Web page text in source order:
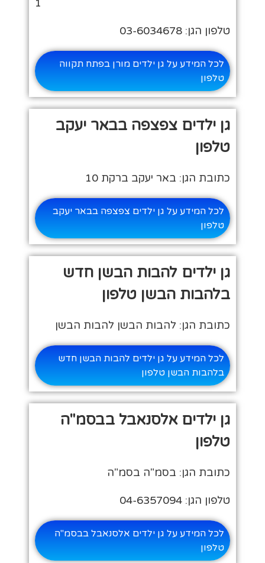
1
טלפון הגן: 03-6034678
לכל המידע על גן ילדים מורן בפתח תקווה
טלפון
גן ילדים צפצפה בבאר יעקב
טלפון
כתובת הגן: באר יעקב ברקת 10
לכל המידע על גן ילדים צפצפה בבאר יעקב
טלפון
גן ילדים להבות הבשן חדש
בלהבות הבשן טלפון
כתובת הגן: להבות הבשן להבות הבשן
לכל המידע על גן ילדים להבות הבשן חדש
בלהבות הבשן טלפון
גן ילדים אלסנאבל בבסמ"ה
טלפון
כתובת הגן: בסמ"ה בסמ"ה
טלפון הגן: 04-6357094
לכל המידע על גן ילדים אלסנאבל בבסמ"ה
טלפון